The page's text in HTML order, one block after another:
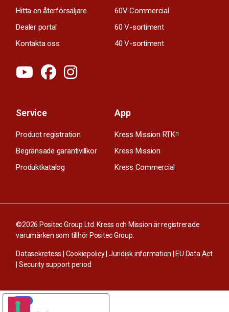
Hitta en återförsäljare
Dealer portal
Kontakta oss
60V Commercial
60 V-sortiment
40 V-sortiment
Service
Product registration
Begränsade garantivillkor
Produktkatalog
App
Kress Mission RTKn
Kress Mission
Kress Commercial
©2026 Positec Group Ltd. Kress och Mission är registrerade
varumärken som tillhör Positec Group.
Datasekretess Cookiepolicy| Juridisk information
EU Data Act
Security support period